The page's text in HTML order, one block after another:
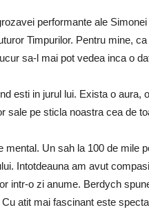
performante ale
Timpurilor. Pentru mine,
sa-l mai pot vedea inca o
esti in jurul lui. Exista o
sale pe sticla noastra cea de
mental. Un sah la 100 de mile
Intotdeauna am avut
intr-o zi anume. Berdych
atit mai fascinant este